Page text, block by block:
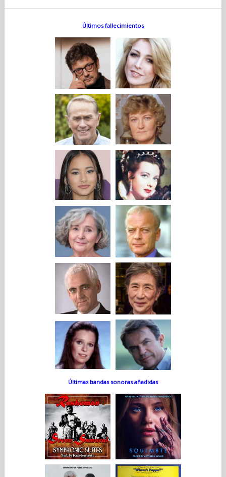
Últimos fallecimientos
Últimas bandas sonoras añadidas